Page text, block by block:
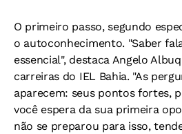
O primeiro passo, segundo
o autoconhecimento. "Saber
essencial", destaca Angelo
carreiras do IEL Bahia. "As
aparecem: seus pontos fortes,
você espera da sua primeira
não se preparou para isso,